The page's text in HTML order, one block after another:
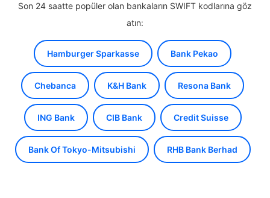
Son 24 saatte popüler olan bankaların SWIFT kodlarına göz
atın:
Hamburger Sparkasse Bank Pekao
Chebanca K&H Bank Resona Bank
ING Bank CIB Bank Credit Suisse
Bank Of Tokyo-Mitsubishi RHB Bank Berhad